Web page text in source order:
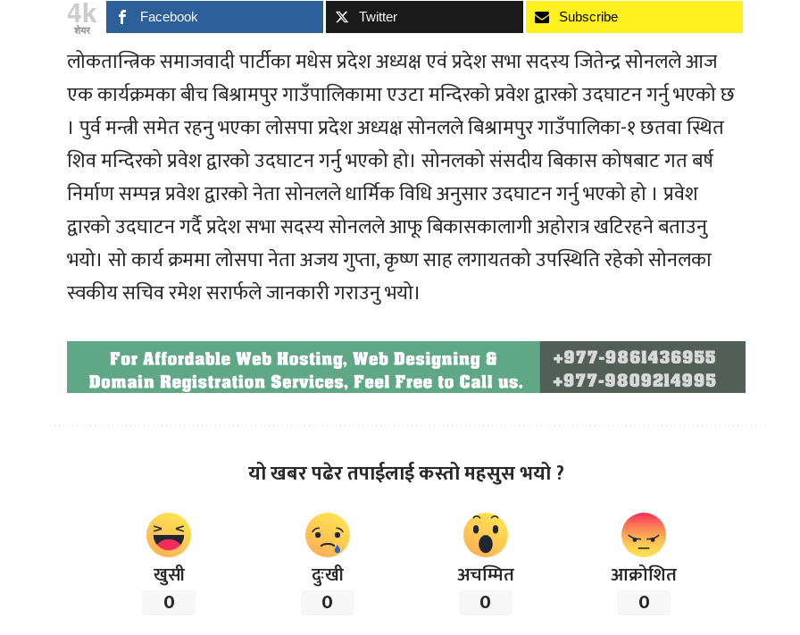
4k
शेयर
Facebook Twitter Subscribe
लोकतान्त्रिक समाजवादी पार्टीका मधेस प्रदेश अध्यक्ष एवं प्रदेश सभा सदस्य जितेन्द्र सोनलले आज
एक कार्यक्रमका बीच बिश्रामपुर गाउँपालिकामा एउटा मन्दिरको प्रवेश द्वारको उदघाटन गर्नु भएको छ
। पुर्व मन्त्री समेत रहनु भएका लोसपा प्रदेश अध्यक्ष सोनलले बिश्रामपुर गाउँपालिका-१ छतवा स्थित
शिव मन्दिरको प्रवेश द्वारको उदघाटन गर्नु भएको हो। सोनलको संसदीय बिकास कोषबाट गत बर्ष
निर्माण सम्पन्न प्रवेश द्वारको नेता सोनलले धार्मिक विधि अनुसार उदघाटन गर्नु भएको हो । प्रवेश
द्वारको उदघाटन गर्दै प्रदेश सभा सदस्य सोनलले आफू बिकासकालागी अहोरात्र खटिरहने बताउनु
भयो। सो कार्य क्रममा लोसपा नेता अजय गुप्ता, कृष्ण साह लगायतको उपस्थिति रहेको सोनलका
स्वकीय सचिव रमेश सरार्फले जानकारी गराउनु भयो।
यो खबर पढेर तपाईलाई कस्तो महसुस भयो ?
खुसी
0
दुःखी
0
अचम्मित
0
आक्रोशित
0